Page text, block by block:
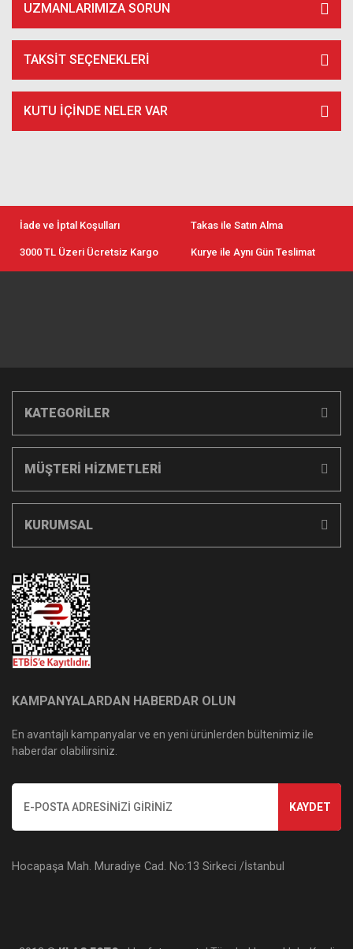
UZMANLARIMIZA SORUN
TAKSIT SEÇENEKLERI
KUTU İÇİNDE NELER VAR
İade ve İptal Koşulları Takas ile Satın Alma
3000 TL Üzeri Ücretsiz Kargo Kurye ile Aynı Gün Teslimat
KATEGORİLER
MÜŞTERİ HİZMETLERİ
KURUMSAL
KAMPANYALARDAN HABERDAR OLUN
En avantajlı kampanyalar ve en yeni ürünlerden bültenimiz ile
haberdar olabilirsiniz.
KAYDET
Hocapaşa Mah. Muradiye Cad. No:13 Sirkeci /İstanbul